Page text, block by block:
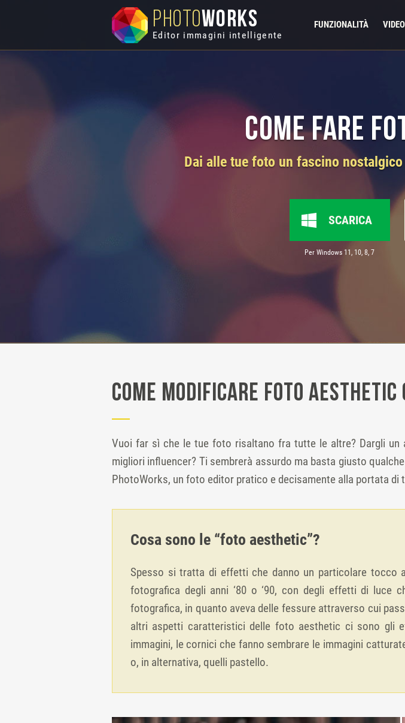
PHOTOWORKS
Editor immagini intelligente
FUNZIONALITÀ VIDEO
Come fare
Dai alle tue foto un fascino
SCARICA
Per Windows 11, 10, 8, 7
Come modificare foto
Vuoi far sì che le tue foto risaltano fra tutte le altre? Dargli
migliori influencer? Ti sembrerà assurdo ma basta giusto
PhotoWorks, un foto editor pratico e decisamente alla portata
Cosa sono le “foto aesthetic”?
Spesso si tratta di effetti che danno un particolare
fotografica degli anni ‘80 o ‘90, con degli effetti di luce
fotografica, in quanto aveva delle fessure attraverso cui
altri aspetti caratteristici delle foto aesthetic ci sono gli
immagini, le cornici che fanno sembrare le immagini
o, in alternativa, quelli pastello.